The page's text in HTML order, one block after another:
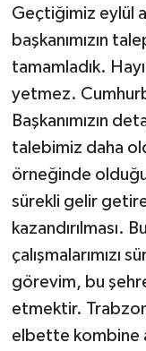
Geçtiğimiz eylül
başkanımızın
tamamladık.
yetmez.
Başkanımızın
talebimiz daha
örneğinde
sürekli gelir
kazandırılması.
çalışmalarımızı
görevim, bu
etmektir.
elbette kombine